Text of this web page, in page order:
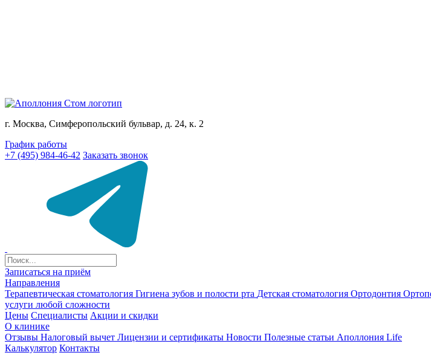
г. Москва, Симферопольский бульвар, д. 24, к. 2
График работы
+7 (495) 984-46-42 Заказать звонок
Записаться на приём
Направления
Терапевтическая стоматология Гигиена зубов и полости рта Детская стоматология Ортодонтия
услуги любой сложности
Цены Специалисты Акции и скидки
О клинике
Отзывы Налоговый вычет Лицензии и сертификаты Новости Полезные статьи Аполлония Life
Калькулятор Контакты